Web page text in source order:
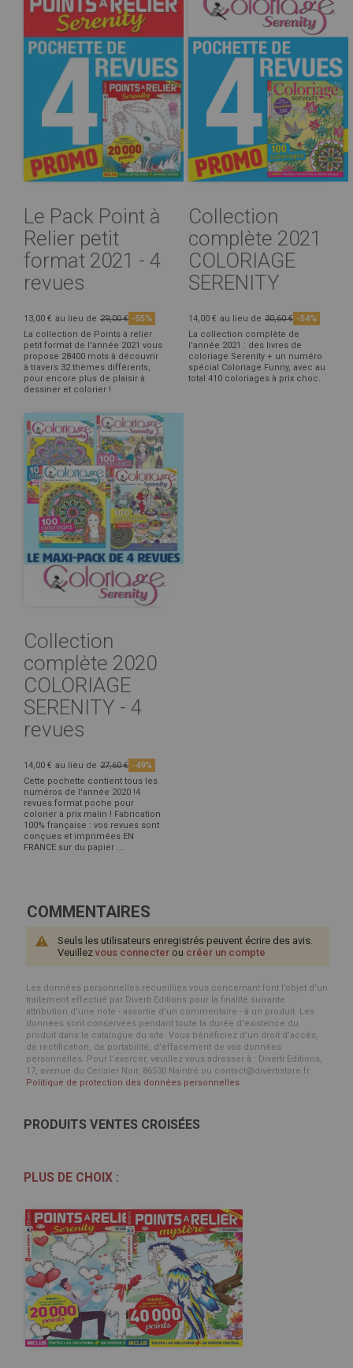
Le Pack Point à
Relier petit
format 2021 - 4
revues
13,00 € au lieu de 29,00 € -55%
La collection de Points à relier
petit format de l'année 2021 vous
propose 28400 mots à découvrir
à travers 32 thèmes différents,
pour encore plus de plaisir à
dessiner et colorier !
Collection
complète 2021
COLORIAGE
SERENITY
14,00 € au lieu de 30,60 € -54%
La collection complète de
l'année 2021 : des livres de
coloriage Serenity + un numéro
spécial Coloriage Funny, avec au
total 410 coloriages à prix choc.
Collection
complète 2020
COLORIAGE
SERENITY - 4
revues
14,00 € au lieu de 27,60 € -49%
Cette pochette contient tous les
numéros de l'année 2020 !4
revues format poche pour
colorier à prix malin ! Fabrication
100% française : vos revues sont
conçues et imprimées EN
FRANCE sur du papier ...
COMMENTAIRES
Seuls les utilisateurs enregistrés peuvent écrire des avis.
Veuillez vous connecter ou créer un compte
Les données personnelles recueillies vous concernant font l’objet d’un
traitement effectué par Diverti Editions pour la finalité suivante :
attribution d'une note - assortie d'un commentaire - à un produit. Les
données sont conservées pendant toute la durée d'existence du
produit dans le catalogue du site. Vous bénéficiez d’un droit d’accès,
de rectification, de portabilité, d’effacement de vos données
personnelles. Pour l’exercer, veuillez vous adresser à : Diverti Editions,
17, avenue du Cerisier Noir, 86530 Naintré ou contact@divertistore.fr.
Politique de protection des données personnelles
PRODUITS VENTES CROISÉES
PLUS DE CHOIX :